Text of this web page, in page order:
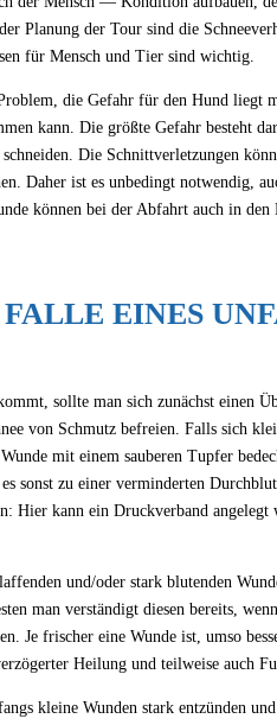
Planung der Tour sind die
für Mensch und Tier sind wichtig.
die Gefahr für den Hund
kann. Die größte Gefahr besteht
Die Schnittverletzungen
Daher ist es unbedingt notwendig,
können bei der Abfahrt auch in
EINES
sollte man sich zunächst einen
von Schmutz befreien. Falls sich
mit einem sauberen Tupfer
sonst zu einer verminderten
Hier kann ein Druckverband
und/oder stark blutenden
man verständigt diesen bereits,
Je frischer eine Wunde ist, umso
Heilung und teilweise auch
kleine Wunden stark entzünden